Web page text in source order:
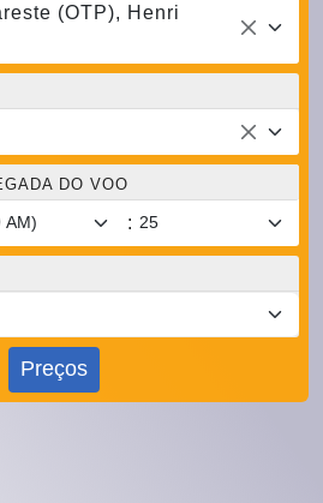
(OTP), Henri
DO VOO
:
Preços